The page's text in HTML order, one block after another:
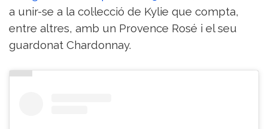
a unir-se a la col·lecció de Kylie que compta,
entre altres, amb un Provence Rosé i el seu
guardonat Chardonnay.